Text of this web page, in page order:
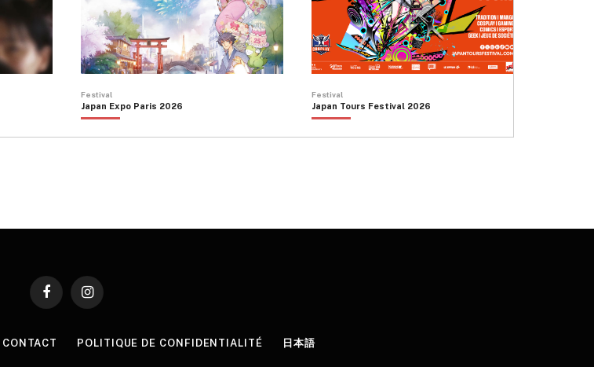
Festival
Japan Expo Paris 2026
Festival
Japan Tours Festival 2026
FacebookInstagram
CONTACT POLITIQUE DE CONFIDENTIALITÉ 日本語